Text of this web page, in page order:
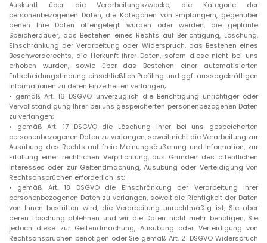
Auskunft über die Verarbeitungszwecke, die Kategorie der
personenbezogenen Daten, die Kategorien von Empfängern, gegenüber
denen Ihre Daten offengelegt wurden oder werden, die geplante
Speicherdauer, das Bestehen eines Rechts auf Berichtigung, Löschung,
Einschränkung der Verarbeitung oder Widerspruch, das Bestehen eines
Beschwerderechts, die Herkunft ihrer Daten, sofern diese nicht bei uns
erhoben wurden, sowie über das Bestehen einer automatisierten
Entscheidungsfindung einschließlich Profiling und ggf. aussagekräftigen
Informationen zu deren Einzelheiten verlangen;
• gemäß Art. 16 DSGVO unverzüglich die Berichtigung unrichtiger oder
Vervollständigung Ihrer bei uns gespeicherten personenbezogenen Daten
zu verlangen;
• gemäß Art. 17 DSGVO die Löschung Ihrer bei uns gespeicherten
personenbezogenen Daten zu verlangen, soweit nicht die Verarbeitung zur
Ausübung des Rechts auf freie Meinungsäußerung und Information, zur
Erfüllung einer rechtlichen Verpflichtung, aus Gründen des öffentlichen
Interesses oder zur Geltendmachung, Ausübung oder Verteidigung von
Rechtsansprüchen erforderlich ist;
• gemäß Art. 18 DSGVO die Einschränkung der Verarbeitung Ihrer
personenbezogenen Daten zu verlangen, soweit die Richtigkeit der Daten
von Ihnen bestritten wird, die Verarbeitung unrechtmäßig ist, Sie aber
deren Löschung ablehnen und wir die Daten nicht mehr benötigen, Sie
jedoch diese zur Geltendmachung, Ausübung oder Verteidigung von
Rechtsansprüchen benötigen oder Sie gemäß Art. 21 DSGVO Widerspruch